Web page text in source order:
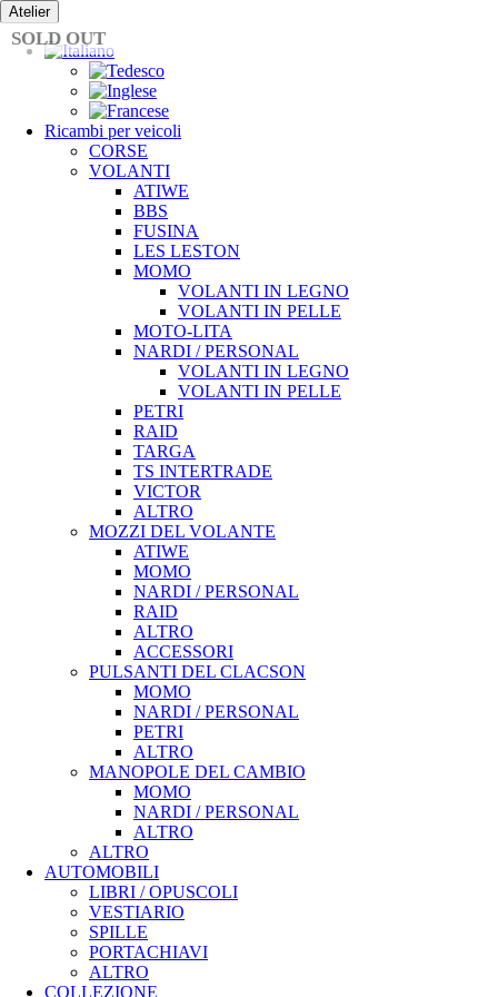
Vai
al
contenuto
Atelier
Ricambi per veicoli
CORSE
VOLANTI
ATIWE
BBS
FUSINA
LES LESTON
MOMO
VOLANTI IN LEGNO
VOLANTI IN PELLE
MOTO-LITA
NARDI / PERSONAL
VOLANTI IN LEGNO
VOLANTI IN PELLE
PETRI
RAID
TARGA
TS INTERTRADE
VICTOR
ALTRO
MOZZI DEL VOLANTE
ATIWE
MOMO
NARDI / PERSONAL
RAID
ALTRO
ACCESSORI
PULSANTI DEL CLACSON
MOMO
NARDI / PERSONAL
PETRI
ALTRO
MANOPOLE DEL CAMBIO
MOMO
NARDI / PERSONAL
ALTRO
ALTRO
AUTOMOBILI
LIBRI / OPUSCOLI
VESTIARIO
SPILLE
PORTACHIAVI
ALTRO
COLLEZIONE
SOLD OUT